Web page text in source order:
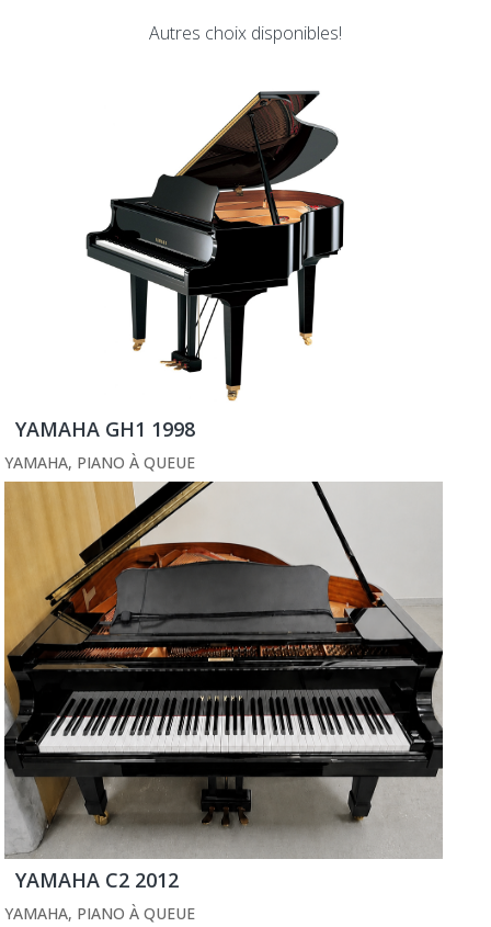
Autres choix disponibles!
YAMAHA GH1 1998
YAMAHA, PIANO À QUEUE
YAMAHA C2 2012
YAMAHA, PIANO À QUEUE